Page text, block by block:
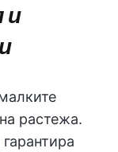
и
растежа.